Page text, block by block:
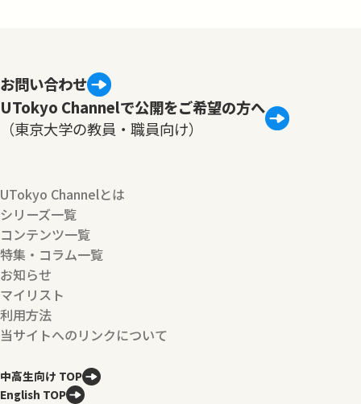
お問い合わせ
UTokyo Channelで公開をご希望の方へ
（東京大学の教員・職員向け）
UTokyo Channelとは
シリーズ一覧
コンテンツ一覧
特集・コラム一覧
お知らせ
マイリスト
利用方法
当サイトへのリンクについて
中高生向け TOP
English TOP